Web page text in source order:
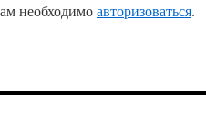
необходимоавторизоваться.